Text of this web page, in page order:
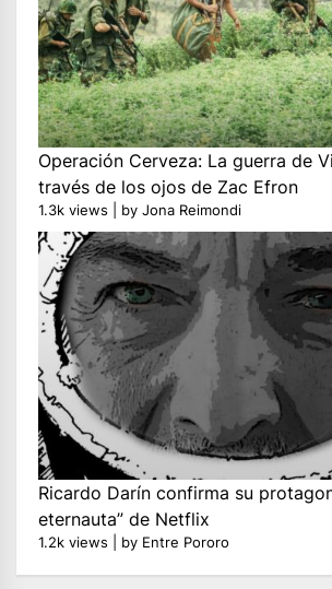
Operación Cerveza: La guerra de
través de los ojos de Zac Efron
1.3k views by Jona Reimondi
Ricardo Darín confirma su
eternauta” de Netflix
1.2k views by Entre Pororo